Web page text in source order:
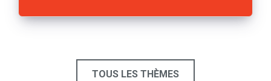
TOUS LES THÈMES